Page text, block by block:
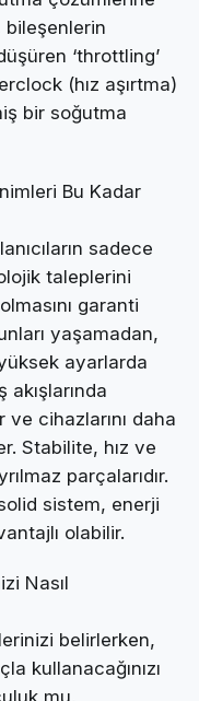
bileşenlerin
‘throttling’
(hız aşırtma)
bir soğutma
Bu Kadar
sadece
taleplerini
garanti
yaşamadan,
ayarlarda
cihazlarını daha
Stabilite, hız ve
parçalarıdır.
sistem, enerji
olabilir.
Nasıl
belirlerken,
kullanacağınızı